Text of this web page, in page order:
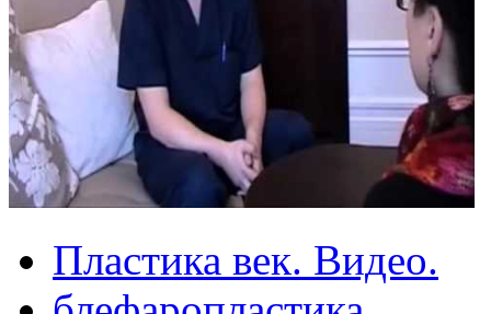
Пластика век. Видео.